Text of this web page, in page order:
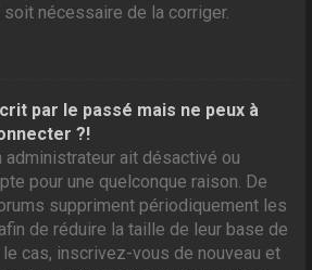
soit nécessaire de la corriger.
par le passé mais ne peux à
?!
administrateur ait désactivé ou
pour une quelconque raison. De
suppriment périodiquement les
de réduire la taille de leur base de
cas, inscrivez-vous de nouveau et